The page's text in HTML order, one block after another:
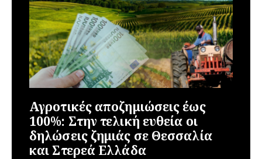
Αγροτικές αποζημιώσεις έως
100%: Στην τελική ευθεία οι
δηλώσεις ζημιάς σε Θεσσαλία
και Στερεά Ελλάδα